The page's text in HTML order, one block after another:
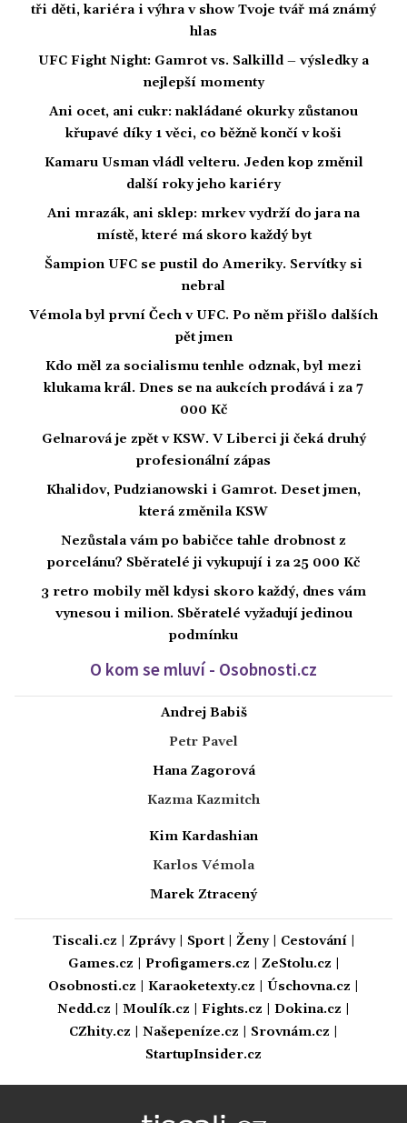
tři děti, kariéra i výhra v show Tvoje tvář má známý
hlas
UFC Fight Night: Gamrot vs. Salkilld – výsledky a
nejlepší momenty
Ani ocet, ani cukr: nakládané okurky zůstanou
křupavé díky 1 věci, co běžně končí v koši
Kamaru Usman vládl velteru. Jeden kop změnil
další roky jeho kariéry
Ani mrazák, ani sklep: mrkev vydrží do jara na
místě, které má skoro každý byt
Šampion UFC se pustil do Ameriky. Servítky si
nebral
Vémola byl první Čech v UFC. Po něm přišlo dalších
pět jmen
Kdo měl za socialismu tenhle odznak, byl mezi
klukama král. Dnes se na aukcích prodává i za 7
000 Kč
Gelnarová je zpět v KSW. V Liberci ji čeká druhý
profesionální zápas
Khalidov, Pudzianowski i Gamrot. Deset jmen,
která změnila KSW
Nezůstala vám po babičce tahle drobnost z
porcelánu? Sběratelé ji vykupují i za 25 000 Kč
3 retro mobily měl kdysi skoro každý, dnes vám
vynesou i milion. Sběratelé vyžadují jedinou
podmínku
O kom se mluví - Osobnosti.cz
Andrej Babiš
Petr Pavel
Hana Zagorová
Kazma Kazmitch
Kim Kardashian
Karlos Vémola
Marek Ztracený
Tiscali.cz Zprávy| Sport| Ženy| Cestování|
Games.cz
Profigamers.cz ZeStolu.cz
Osobnosti.cz
Karaoketexty.cz Úschovna.cz
Nedd.cz
Moulík.cz Fights.cz Dokina.cz
CZhity.cz
Našepeníze.cz Srovnám.cz
StartupInsider.cz